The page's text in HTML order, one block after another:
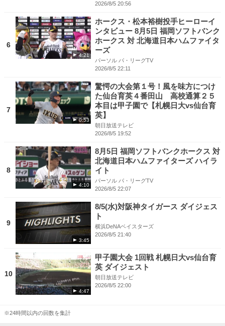
2026/8/5 20:56
6
4:21
ホークス・松本裕樹投手ヒーローイ
ンタビュー 8月5日 福岡ソフトバンク
ホークス 対 北海道日本ハムファイタ
ーズ
パーソル パ・リーグTV
2026/8/5 22:11
7
0:53
驚愕の大会第１号！風を味方につけ
た仙台育英４番田山 高校通算２５
本目は甲子園で【札幌日大vs仙台育
英】
朝日放送テレビ
2026/8/5 19:52
8
4:10
8月5日 福岡ソフトバンクホークス 対
北海道日本ハムファイターズ ハイラ
イト
パーソル パ・リーグTV
2026/8/5 22:07
9
3:45
8/5(水)対阪神タイガース ダイジェス
ト
横浜DeNAベイスターズ
2026/8/5 21:40
10
4:47
甲子園大会 1回戦 札幌日大vs仙台育
英 ダイジェスト
朝日放送テレビ
2026/8/5 22:00
※24時間以内の回数を集計